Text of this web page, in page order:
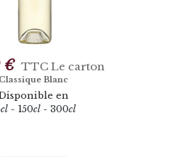
€ TTC Le carton
Classique Blanc
en
cl - 150cl - 300cl